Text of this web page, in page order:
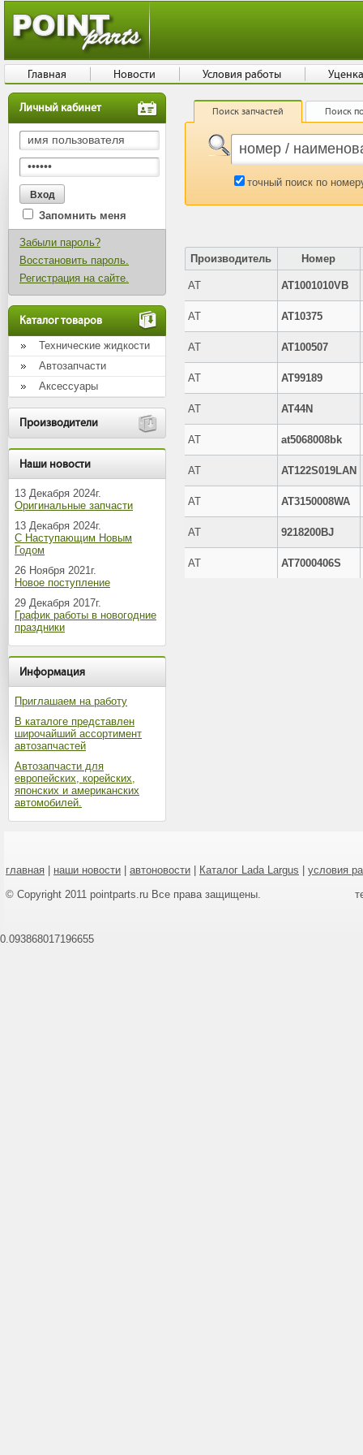
Личный кабинет
Запомнить меня
Забыли пароль?
Восстановить пароль.
Регистрация на сайте.
Каталог товаров
Технические жидкости
Автозапчасти
Аксессуары
Производители
Наши новости
13 Декабря 2024г.
Оригинальные запчасти
13 Декабря 2024г.
С Наступающим Новым
Годом
26 Ноября 2021г.
Новое поступление
29 Декабря 2017г.
График работы в новогодние
праздники
Информация
Приглашаем на работу
В каталоге представлен
широчайший ассортимент
автозапчастей
Автозапчасти для
европейских, корейских,
японских и американских
автомобилей.
Поиск запчастей Поиск
точный поиск по
Производитель Номер
AT AT1001010VB
AT AT10375
AT AT100507
AT AT99189
AT AT44N
AT at5068008bk
AT AT122S019LAN
AT AT3150008WA
AT 9218200BJ
AT AT7000406S
главная наши новости автоновости Каталог Lada Largus
условия
© Copyright 2011 pointparts.ru Все права защищены.
Главная Новости Условия работы
0.093868017196655